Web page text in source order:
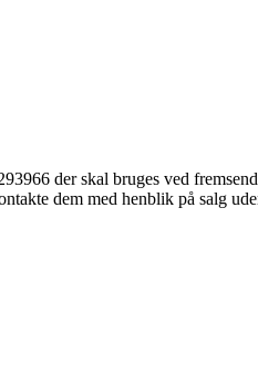
der skal bruges ved
dem med henblik på salg